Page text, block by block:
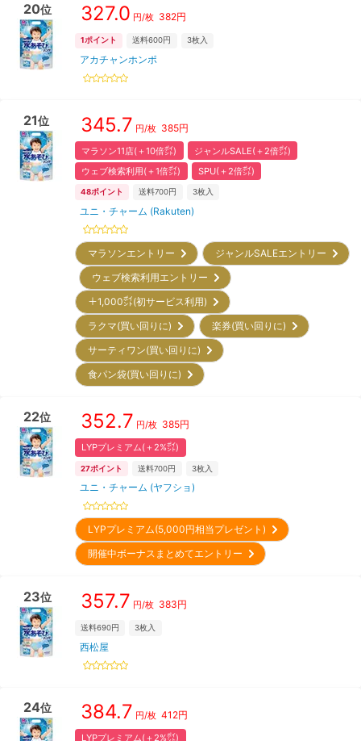
20位 327.0 円/枚 382円
1ポイント 送料600円 3枚入
アカチャンホンポ
21位 345.7 円/枚 385円
マラソン11店(＋10倍㌽)
ジャンルSALE(＋2倍㌽)
ウェブ検索利用(＋1倍㌽)
SPU(＋2倍㌽)
48ポイント 送料700円 3枚入
ユニ・チャーム (Rakuten)
マラソンエントリー
ジャンルSALEエントリー
ウェブ検索利用エントリー
＋1,000㌽(初サービス利用)
ラクマ(買い回りに)
楽券(買い回りに)
サーティワン(買い回りに)
食パン袋(買い回りに)
22位 352.7 円/枚 385円
LYPプレミアム(＋2%㌽)
27ポイント 送料700円 3枚入
ユニ・チャーム (ヤフショ)
LYPプレミアム(5,000円相当プレゼント)
開催中ボーナスまとめてエントリー
23位 357.7 円/枚 383円
送料690円 3枚入
西松屋
24位 384.7 円/枚 412円
LYPプレミアム(＋2%㌽)